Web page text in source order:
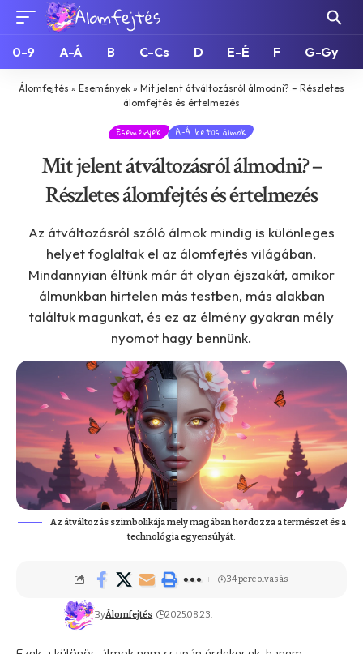
0-9 A-Á B C-Cs D E-É F G-Gy
Álomfejtés » Események » Mit jelent átváltozásról álmodni? – Részletes
álomfejtés és értelmezés
Események A-Á betűs álmok
Mit jelent átváltozásról álmodni? –
Részletes álomfejtés és értelmezés
Az átváltozásról szóló álmok mindig is különleges
helyet foglaltak el az álomfejtés világában.
Mindannyian éltünk már át olyan éjszakát, amikor
álmunkban hirtelen más testben, más alakban
találtuk magunkat, és ez az élmény gyakran mély
nyomot hagy bennünk.
Az átváltozás szimbolikája mely magában hordozza a természet és a
technológia egyensúlyát.
ByÁlomfejtés 2025.08.23.
34 perc olvasás